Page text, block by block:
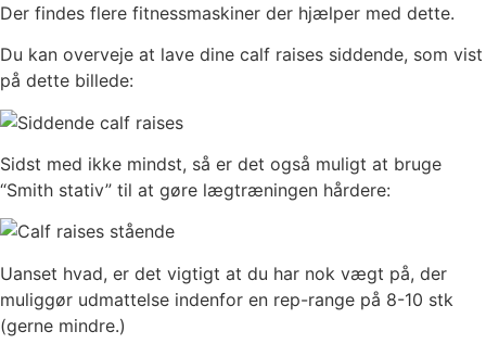
Der findes flere fitnessmaskiner der hjælper med dette.
Du kan overveje at lave dine calf raises siddende, som vist
på dette billede:
Sidst med ikke mindst, så er det også muligt at bruge
“Smith stativ” til at gøre lægtræningen hårdere:
Uanset hvad, er det vigtigt at du har nok vægt på, der
muliggør udmattelse indenfor en rep-range på 8-10 stk
(gerne mindre.)